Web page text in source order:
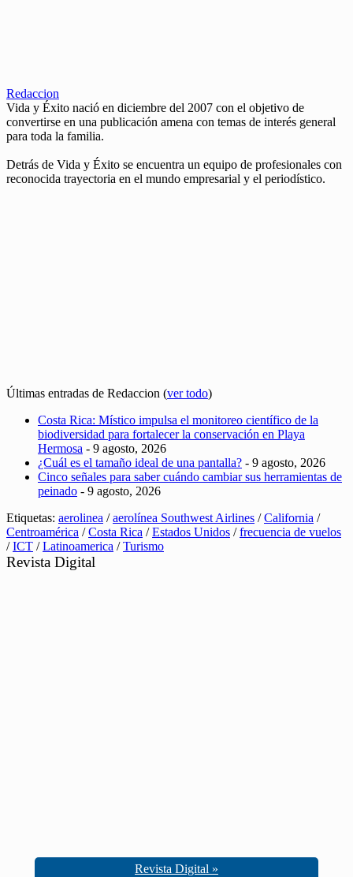
Redaccion
Vida y Éxito nació en diciembre del 2007 con el objetivo de
convertirse en una publicación amena con temas de interés general
para toda la familia.
Detrás de Vida y Éxito se encuentra un equipo de profesionales con
reconocida trayectoria en el mundo empresarial y el periodístico.
Últimas entradas de Redaccion (ver todo)
Costa Rica: Místico impulsa el monitoreo científico de la
biodiversidad para fortalecer la conservación en Playa
Hermosa - 9 agosto, 2026
¿Cuál es el tamaño ideal de una pantalla? - 9 agosto, 2026
Cinco señales para saber cuándo cambiar sus herramientas de
peinado - 9 agosto, 2026
Etiquetas: aerolinea /aerolínea Southwest Airlines /California /
Centroamérica /Costa Rica /Estados Unidos /frecuencia de vuelos
/ICT /Latinoamerica /Turismo
Revista Digital
Revista Digital »